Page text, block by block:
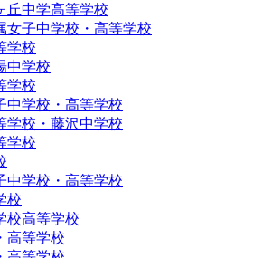
丘中学高等学校
女子中学校・高等学校
学校
中学校
学校
中学校・高等学校
学校・藤沢中学校
学校
中学校・高等学校
校
校高等学校
高等学校